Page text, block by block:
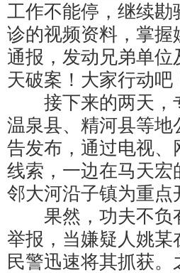
工作不能停，继续勘
诊的视频资料，掌
通报，发动兄弟单
天破案！大家行动吧
接下来的两天，
温泉县、精河县等
告发布，通过电视
线索，一边在马天
邻大河沿子镇为重
果然，功夫不负有
举报，当嫌疑人姚
民警迅速将其抓获